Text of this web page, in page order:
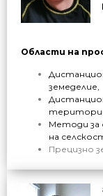
Области на
земеделие,
Методи за
на
Прецизно